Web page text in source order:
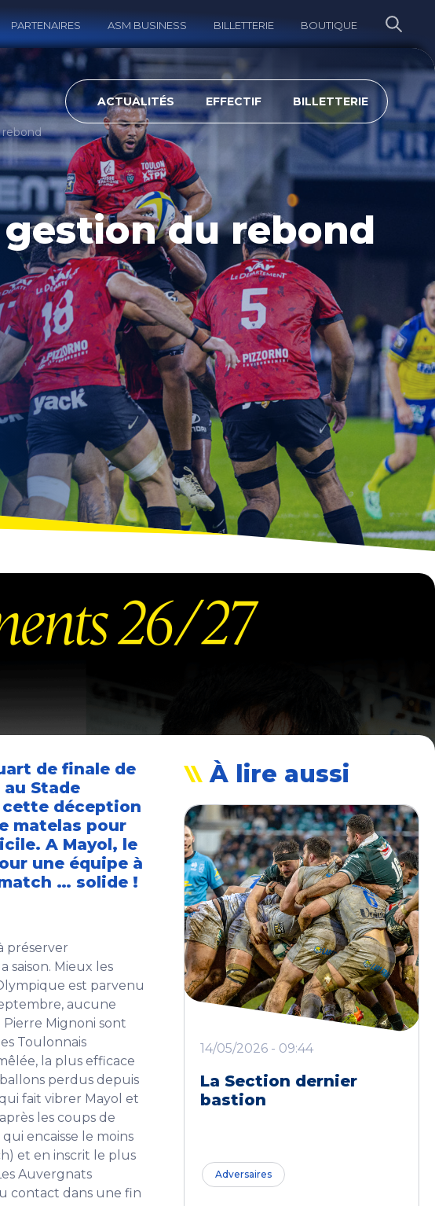
PARTENAIRES ASM BUSINESS BILLETTERIE BOUTIQUE
RECHERCHERACTUALITÉS EFFECTIF BILLETTERIE
rebond
du rebond
de finale de
Stade
cette déception
matelas pour
A Mayol, le
une équipe à
… solide !
préserver
saison. Mieux les
est parvenu
aucune
Pierre Mignoni sont
Toulonnais
la plus efficace
perdus depuis
fait vibrer Mayol et
les coups de
encaisse le moins
et en inscrit le plus
Auvergnats
contact dans une fin
À lire aussi
14/05/2026 - 09:44
La Section dernier
bastion
Adversaires